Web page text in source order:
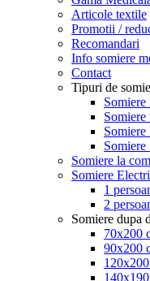
Articole textile
Promotii /
Recomandari
Info somiere
Contact
Tipuri de
Somiere
Somiere
Somiere
Somiere la
Somiere
1
2
Somiere dupa
70x200
90x200